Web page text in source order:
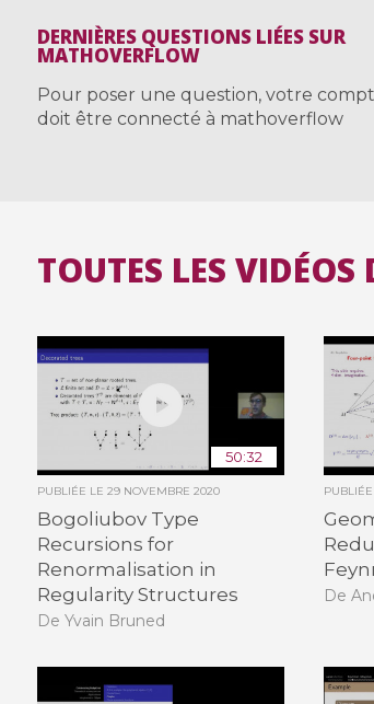
DERNIÈRES QUESTIONS LIÉES SUR
MATHOVERFLOW
Pour poser une question, votre
doit être connecté à mathoverflow
TOUTES LES
50:32
PUBLIÉE LE 29 NOVEMBRE 2020
Bogoliubov Type
Recursions for
Renormalisation in
Regularity Structures
De Yvain Bruned
De